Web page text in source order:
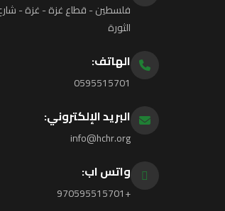
فلسطين - قطاع غزة - غزة -
الثورة
الهاتف:
0595515701
البريد الإلكتروني:
info@hchr.org
واتس اب:
+970595515701